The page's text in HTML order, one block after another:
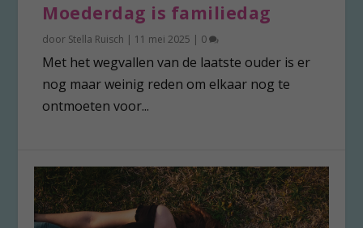
Moederdag is familiedag
door Stella Ruisch | 11 mei 2025 | 0
Met het wegvallen van de laatste ouder is er
nog maar weinig reden om elkaar nog te
ontmoeten voor...